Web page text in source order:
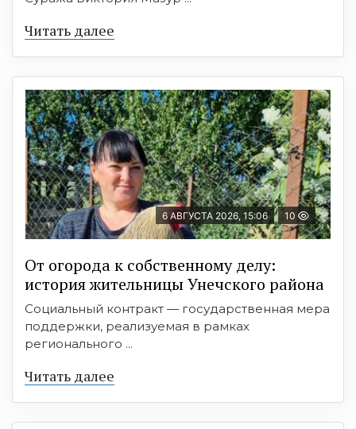
Читать далее
6 АВГУСТА 2026, 15:06 10
От огорода к собственному делу:
история жительницы Унечского района
Социальный контракт — государственная мера
поддержки, реализуемая в рамках
регионального ...
Читать далее